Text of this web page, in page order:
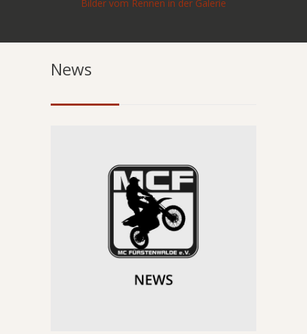
Bilder vom Rennen in der Galerie
News